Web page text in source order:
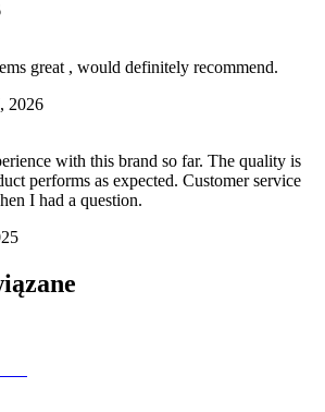
great , would definitely recommend.
2026
with this brand so far. The quality is
performs as expected. Customer service
I had a question.